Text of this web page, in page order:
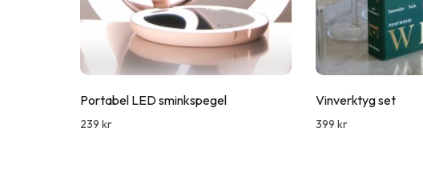
Portabel LED sminkspegel
239 kr
Vinverktyg set
399 kr